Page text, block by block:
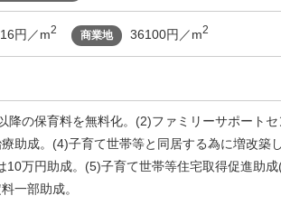
円／m2 商業地 36100円／m2
降の保育料を無料化。(2)ファミリーサポート
助成。(4)子育て世帯等と同居する為に増改築
10万円助成。(5)子育て世帯等住宅取得促進助
一部助成。